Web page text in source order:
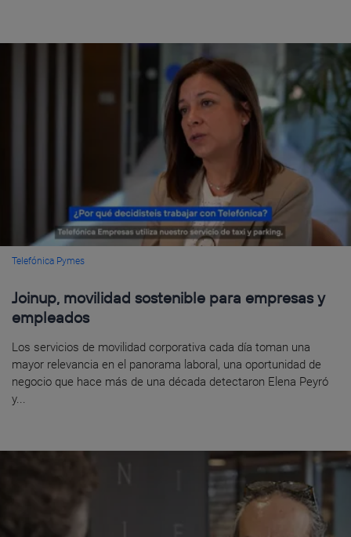
Telefónica Pymes
Joinup, movilidad sostenible para empresas y
empleados
Los servicios de movilidad corporativa cada día toman una
mayor relevancia en el panorama laboral, una oportunidad de
negocio que hace más de una década detectaron Elena Peyró
y...